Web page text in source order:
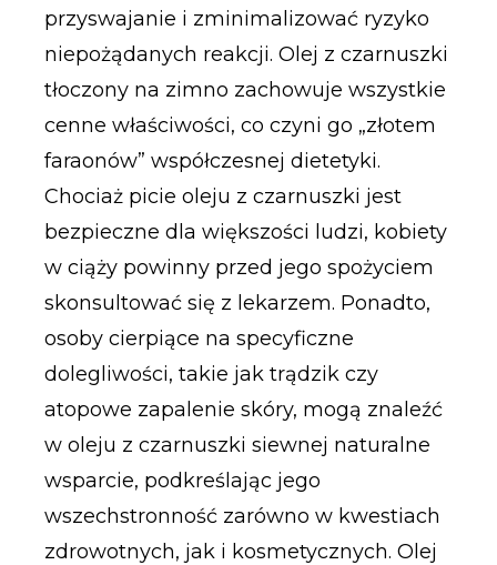
przyswajanie i zminimalizować ryzyko
niepożądanych reakcji. Olej z czarnuszki
tłoczony na zimno zachowuje wszystkie
cenne właściwości, co czyni go „złotem
faraonów” współczesnej dietetyki.
Chociaż picie oleju z czarnuszki jest
bezpieczne dla większości ludzi, kobiety
w ciąży powinny przed jego spożyciem
skonsultować się z lekarzem. Ponadto,
osoby cierpiące na specyficzne
dolegliwości, takie jak trądzik czy
atopowe zapalenie skóry, mogą znaleźć
w oleju z czarnuszki siewnej naturalne
wsparcie, podkreślając jego
wszechstronność zarówno w kwestiach
zdrowotnych, jak i kosmetycznych. Olej